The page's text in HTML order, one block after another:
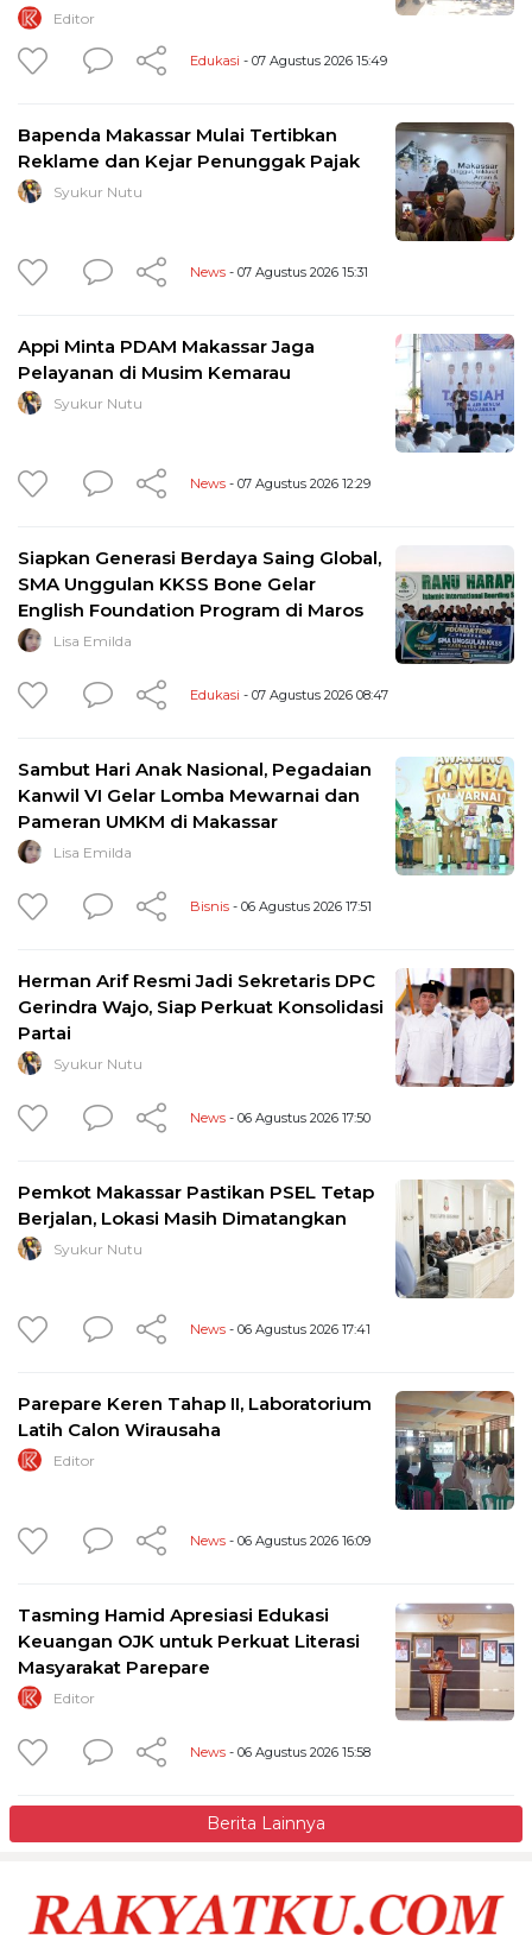
Editor
Edukasi - 07 Agustus 2026 15:49
Bapenda Makassar Mulai Tertibkan
Reklame dan Kejar Penunggak Pajak
Syukur Nutu
News - 07 Agustus 2026 15:31
Appi Minta PDAM Makassar Jaga
Pelayanan di Musim Kemarau
Syukur Nutu
News - 07 Agustus 2026 12:29
Siapkan Generasi Berdaya Saing Global,
SMA Unggulan KKSS Bone Gelar
English Foundation Program di Maros
Lisa Emilda
Edukasi - 07 Agustus 2026 08:47
Sambut Hari Anak Nasional, Pegadaian
Kanwil VI Gelar Lomba Mewarnai dan
Pameran UMKM di Makassar
Lisa Emilda
Bisnis - 06 Agustus 2026 17:51
Herman Arif Resmi Jadi Sekretaris DPC
Gerindra Wajo, Siap Perkuat Konsolidasi
Partai
Syukur Nutu
News - 06 Agustus 2026 17:50
Pemkot Makassar Pastikan PSEL Tetap
Berjalan, Lokasi Masih Dimatangkan
Syukur Nutu
News - 06 Agustus 2026 17:41
Parepare Keren Tahap II, Laboratorium
Latih Calon Wirausaha
Editor
News - 06 Agustus 2026 16:09
Tasming Hamid Apresiasi Edukasi
Keuangan OJK untuk Perkuat Literasi
Masyarakat Parepare
Editor
News - 06 Agustus 2026 15:58
Berita Lainnya